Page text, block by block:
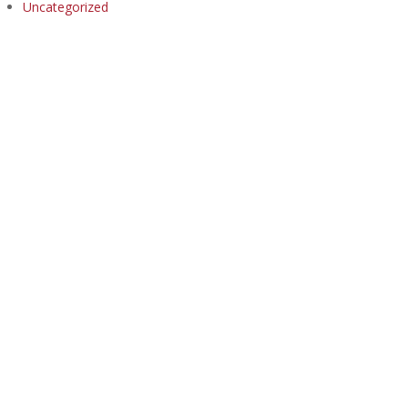
Uncategorized